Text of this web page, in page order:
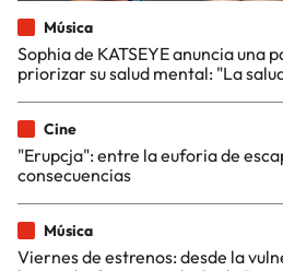
Música
Sophia de KATSEYE anuncia una
priorizar su salud mental: "La
Cine
"Erupcja": entre la euforia de
consecuencias
Música
Viernes de estrenos: desde la